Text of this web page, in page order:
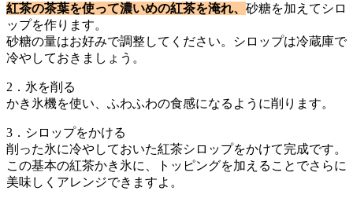
紅茶の茶葉を使って濃いめの紅茶を淹れ、 砂糖を加えてシロ
ップを作ります。
砂糖の量はお好みで調整してください。シロップは冷蔵庫で
冷やしておきましょう。
2．氷を削る
かき氷機を使い、ふわふわの食感になるように削ります。
3．シロップをかける
削った氷に冷やしておいた紅茶シロップをかけて完成です。
この基本の紅茶かき氷に、トッピングを加えることでさらに
美味しくアレンジできますよ。